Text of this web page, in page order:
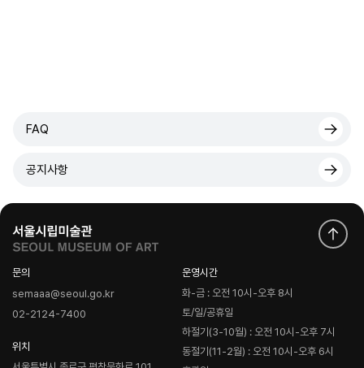
FAQ
공지사항
문의
semaaa@seoul.go.kr
02-2124-7400
위치
운영시간
화-금 : 오전 10시-오후 8시
토/일/공휴일
하절기(3-10월) : 오전 10시-오후 7시
동절기(11-2월) : 오전 10시-오후 6시